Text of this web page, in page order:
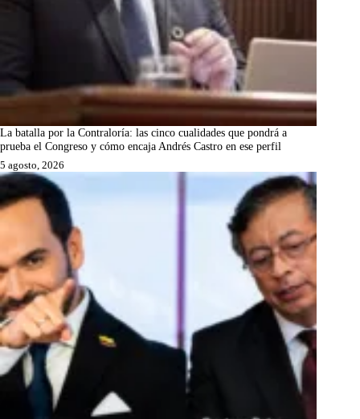
La batalla por la Contraloría: las cinco cualidades que pondrá a
prueba el Congreso y cómo encaja Andrés Castro en ese perfil
5 agosto, 2026